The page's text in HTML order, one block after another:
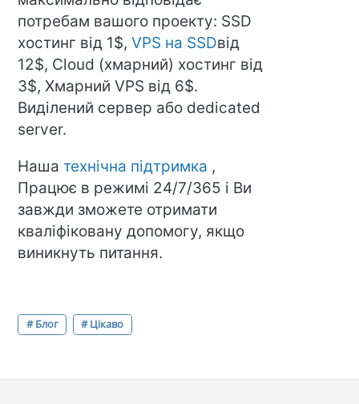
потребам вашого проекту: SSD
хостинг від 1$,VPS на SSDвід
12$, Cloud (хмарний) хостинг від
3$, Хмарний VPS від 6$.
Виділений сервер або dedicated
server.
Нашатехнічна підтримка ,
Працює в режимі 24/7/365 і Ви
завжди зможете отримати
кваліфіковану допомогу, якщо
виникнуть питання.
# Блог # Цікаво